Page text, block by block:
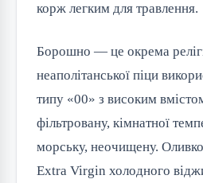
корж легким для травлення.
Борошно — це окрема
неаполітанської піци
типу «00» з високим
фільтровану, кімнатної
морську, неочищену.
Extra Virgin холодного